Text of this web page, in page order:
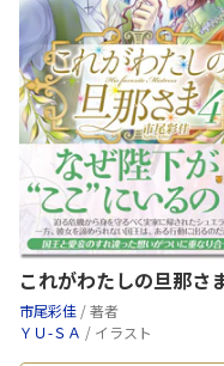
これがわたしの旦那さ
市尾彩佳 / 著者
ＹＵ-ＳＡ / イラスト